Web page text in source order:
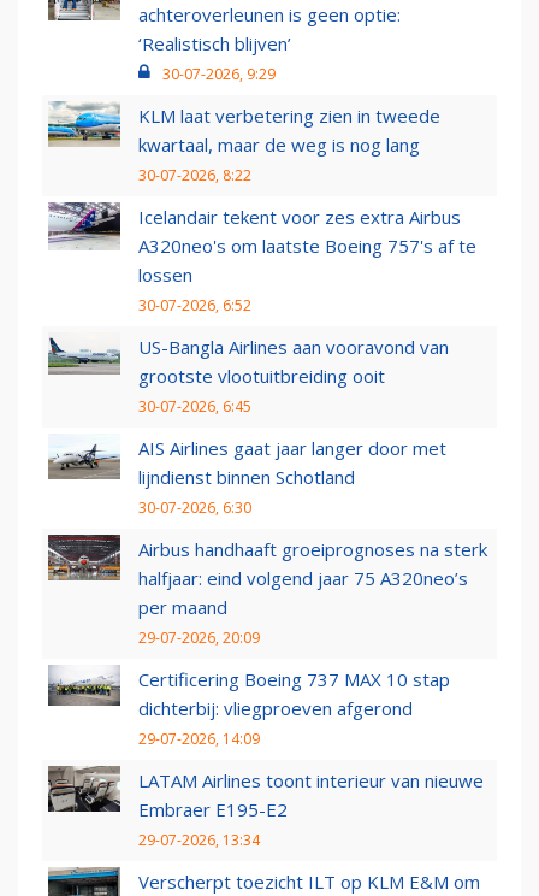
achteroverleunen is geen optie:
‘Realistisch blijven’
30-07-2026, 9:29
KLM laat verbetering zien in tweede
kwartaal, maar de weg is nog lang
30-07-2026, 8:22
Icelandair tekent voor zes extra Airbus
A320neo's om laatste Boeing 757's af te
lossen
30-07-2026, 6:52
US-Bangla Airlines aan vooravond van
grootste vlootuitbreiding ooit
30-07-2026, 6:45
AIS Airlines gaat jaar langer door met
lijndienst binnen Schotland
30-07-2026, 6:30
Airbus handhaaft groeiprognoses na sterk
halfjaar: eind volgend jaar 75 A320neo’s
per maand
29-07-2026, 20:09
Certificering Boeing 737 MAX 10 stap
dichterbij: vliegproeven afgerond
29-07-2026, 14:09
LATAM Airlines toont interieur van nieuwe
Embraer E195-E2
29-07-2026, 13:34
Verscherpt toezicht ILT op KLM E&M om